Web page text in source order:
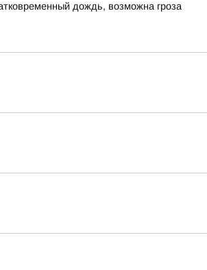
дождь, возможна гроза